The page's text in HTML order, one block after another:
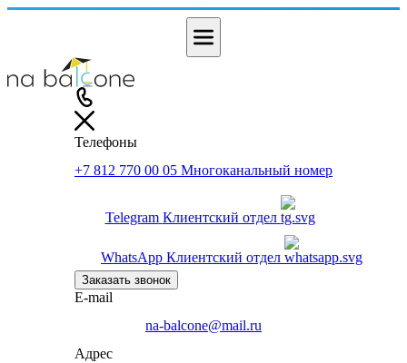
Телефоны
+7 812 770 00 05 Многоканальный номер
Telegram Клиентский отдел
WhatsApp Клиентский отдел
Заказать звонок
E-mail
na-balcone@mail.ru
Адрес